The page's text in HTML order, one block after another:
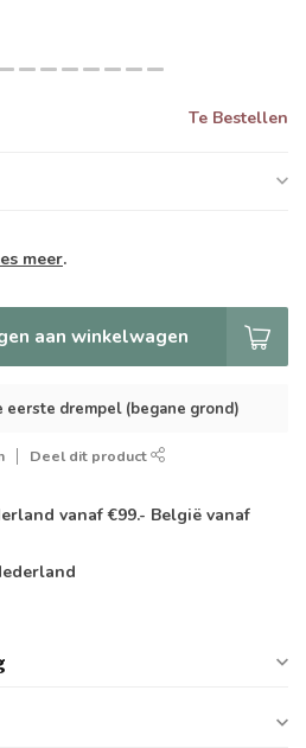
Te Bestellen
meer.
aan winkelwagen
eerste drempel (begane grond)
Deel dit product
vanaf €99.- België vanaf